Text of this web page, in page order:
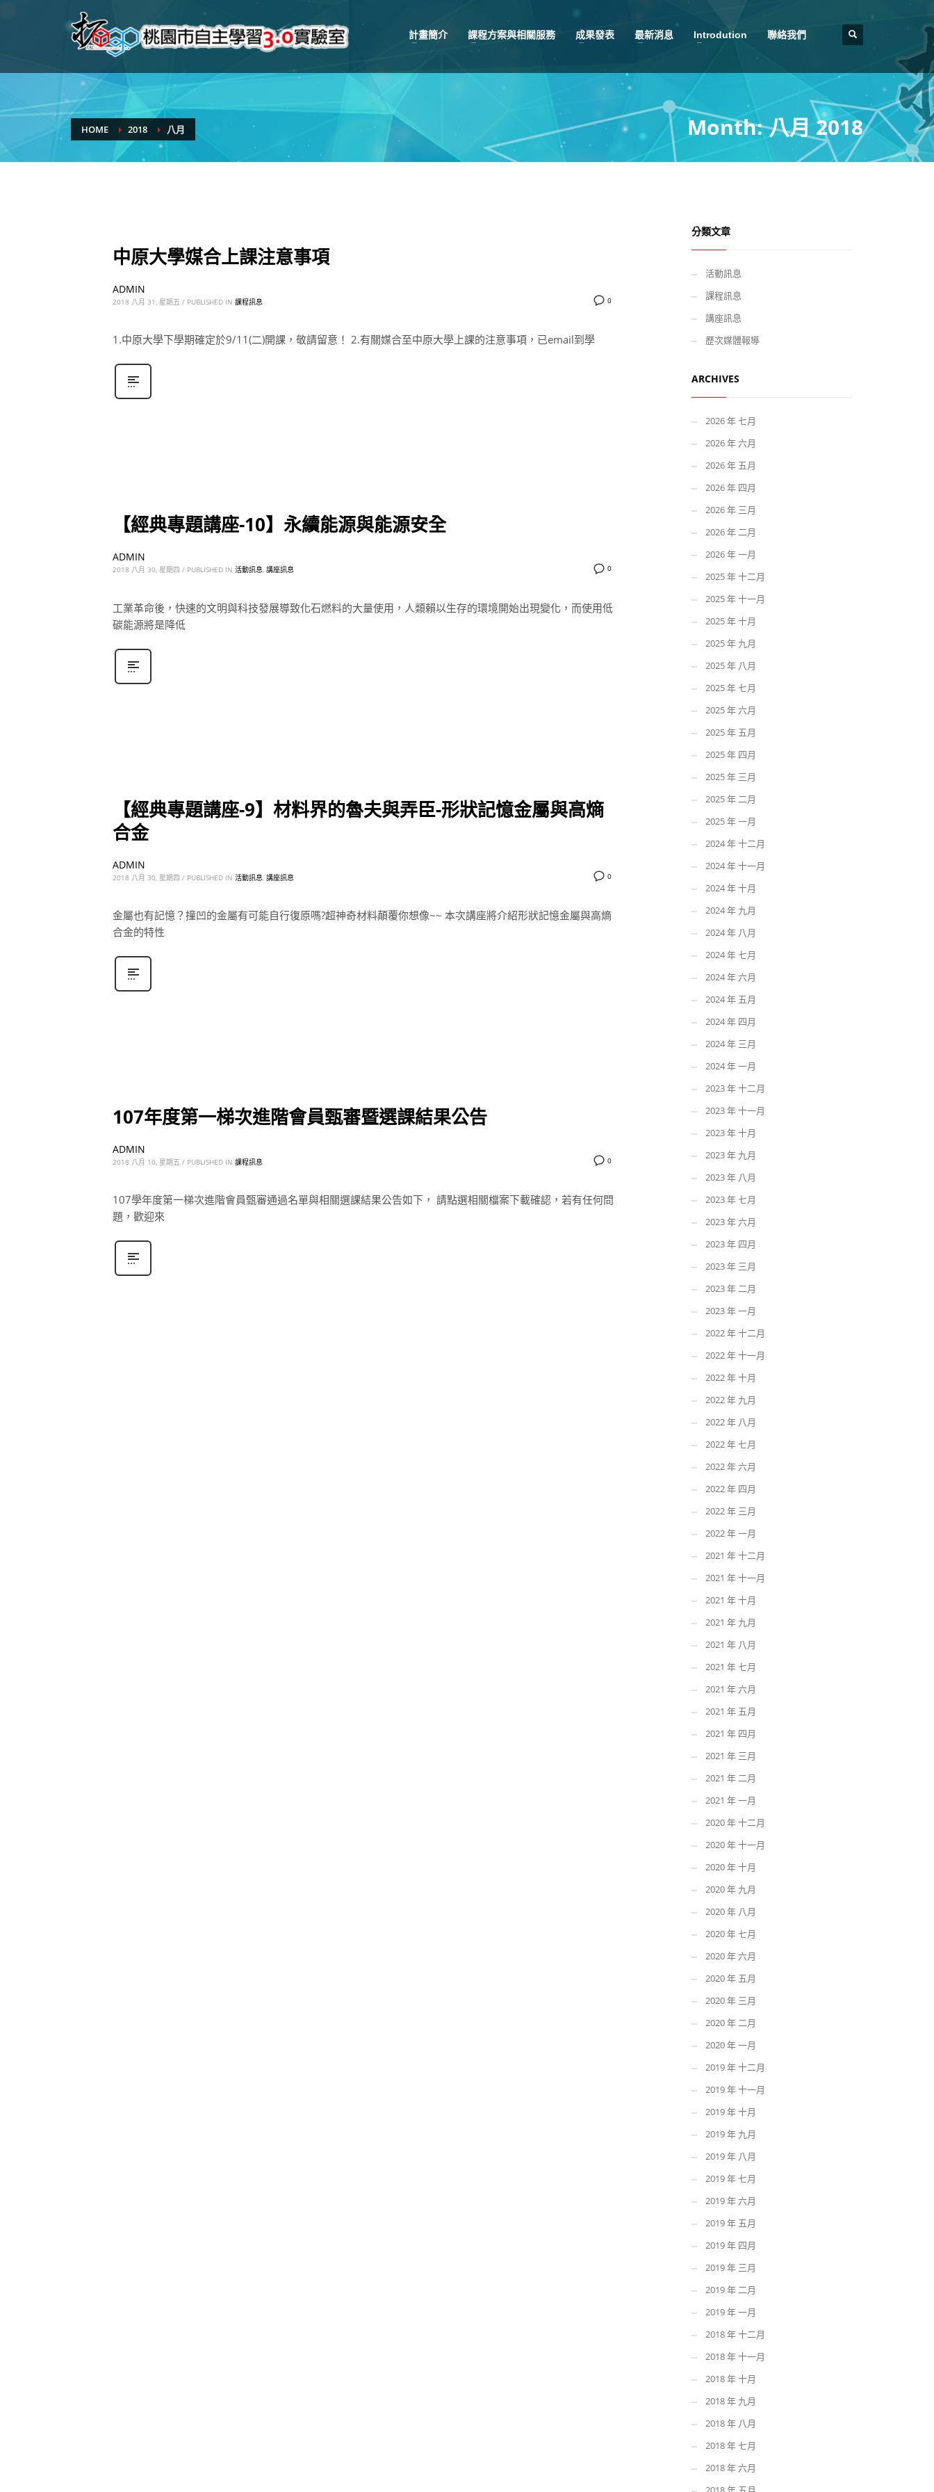
計畫簡介 課程方案與相關服務 成果發表 最新消息 Introdution 聯絡我們
HOME 2018 八月 Month: 八月 2018
中原大學媒合上課注意事項
0
ADMIN
2018 八月 31, 星期五 / PUBLISHED IN 課程訊息
1.中原大學下學期確定於9/11(二)開課，敬請留意！ 2.有關媒合至中原大學上課的注意事項，已email到學
【經典專題講座-10】永續能源與能源安全
0
ADMIN
2018 八月 30, 星期四 / PUBLISHED IN 活動訊息, 講座訊息
工業革命後，快速的文明與科技發展導致化石燃料的大量使用，人類賴以生存的環境開始出現變化，而使用低
碳能源將是降低
【經典專題講座-9】材料界的魯夫與弄臣-形狀記憶金屬與高熵
合金
0
ADMIN
2018 八月 30, 星期四 / PUBLISHED IN 活動訊息 講座訊息
金屬也有記憶？撞凹的金屬有可能自行復原嗎?超神奇材料顛覆你想像~~ 本次講座將介紹形狀記憶金屬與高熵
合金的特性
107年度第一梯次進階會員甄審暨選課結果公告
0
ADMIN
2018 八月 10, 星期五 / PUBLISHED IN 課程訊息
107學年度第一梯次進階會員甄審通過名單與相關選課結果公告如下， 請點選相關檔案下載確認，若有任何問
題，歡迎來
分類文章
活動訊息
課程訊息
講座訊息
歷次媒體報導
ARCHIVES
2026 年 七月
2026 年 六月
2026 年 五月
2026 年 四月
2026 年 三月
2026 年 二月
2026 年 一月
2025 年 十二月
2025 年 十一月
2025 年 十月
2025 年 九月
2025 年 八月
2025 年 七月
2025 年 六月
2025 年 五月
2025 年 四月
2025 年 三月
2025 年 二月
2025 年 一月
2024 年 十二月
2024 年 十一月
2024 年 十月
2024 年 九月
2024 年 八月
2024 年 七月
2024 年 六月
2024 年 五月
2024 年 四月
2024 年 三月
2024 年 一月
2023 年 十二月
2023 年 十一月
2023 年 十月
2023 年 九月
2023 年 八月
2023 年 七月
2023 年 六月
2023 年 四月
2023 年 三月
2023 年 二月
2023 年 一月
2022 年 十二月
2022 年 十一月
2022 年 十月
2022 年 九月
2022 年 八月
2022 年 七月
2022 年 六月
2022 年 四月
2022 年 三月
2022 年 一月
2021 年 十二月
2021 年 十一月
2021 年 十月
2021 年 九月
2021 年 八月
2021 年 七月
2021 年 六月
2021 年 五月
2021 年 四月
2021 年 三月
2021 年 二月
2021 年 一月
2020 年 十二月
2020 年 十一月
2020 年 十月
2020 年 九月
2020 年 八月
2020 年 七月
2020 年 六月
2020 年 五月
2020 年 三月
2020 年 二月
2020 年 一月
2019 年 十二月
2019 年 十一月
2019 年 十月
2019 年 九月
2019 年 八月
2019 年 七月
2019 年 六月
2019 年 五月
2019 年 四月
2019 年 三月
2019 年 二月
2019 年 一月
2018 年 十二月
2018 年 十一月
2018 年 十月
2018 年 九月
2018 年 八月
2018 年 七月
2018 年 六月